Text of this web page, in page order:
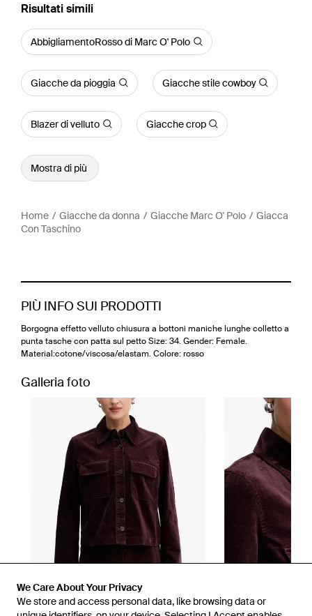
We Care About Your Privacy
We store and access personal data, like browsing data or
Risultati simili
AbbigliamentoRosso di Marc O' Polo
Giacche da pioggia Giacche stile cowboy
Blazer di velluto Giacche crop
Mostra di più
Home Giacche da donna Giacche Marc O' Polo
Giacca
Con Taschino
PIÙ INFO SUI PRODOTTI
Borgogna effetto velluto chiusura a bottoni maniche lunghe colletto a
punta tasche con patta sul petto Size: 34. Gender: Female.
Material:cotone/viscosa/elastam. Colore: rosso
Galleria foto